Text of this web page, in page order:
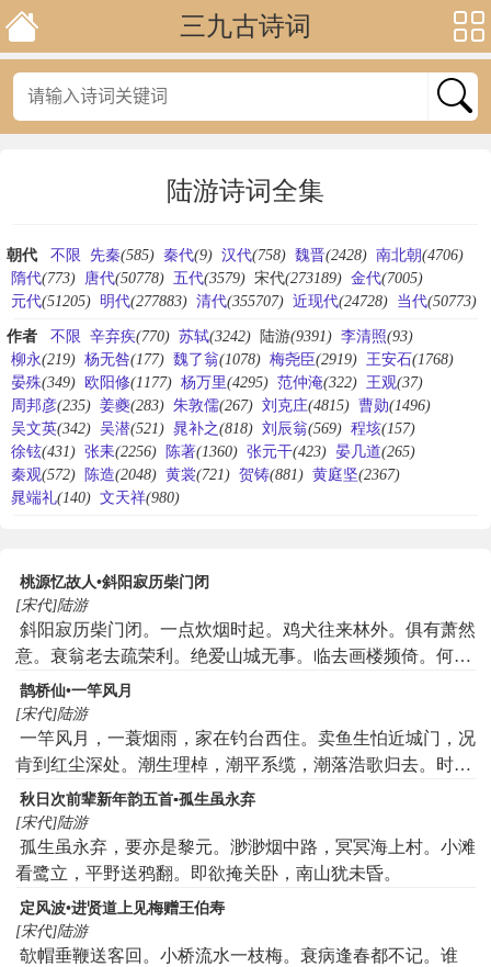
三九古诗词
陆游诗词全集
朝代 不限 先秦(585) 秦代(9) 汉代(758) 魏晋(2428) 南北朝(4706)
隋代(773) 唐代(50778) 五代(3579) 宋代(273189) 金代(7005)
元代(51205) 明代(277883) 清代(355707) 近现代(24728) 当代(50773)
作者 不限 辛弃疾(770) 苏轼(3242) 陆游(9391) 李清照(93)
柳永(219) 杨无咎(177) 魏了翁(1078) 梅尧臣(2919) 王安石(1768)
晏殊(349) 欧阳修(1177) 杨万里(4295) 范仲淹(322) 王观(37)
周邦彦(235) 姜夔(283) 朱敦儒(267) 刘克庄(4815) 曹勋(1496)
吴文英(342) 吴潜(521) 晁补之(818) 刘辰翁(569) 程垓(157)
徐铉(431) 张耒(2256) 陈著(1360) 张元干(423) 晏几道(265)
秦观(572) 陈造(2048) 黄裳(721) 贺铸(881) 黄庭坚(2367)
晁端礼(140) 文天祥(980)
桃源忆故人•斜阳寂历柴门闭
[宋代]陆游
斜阳寂历柴门闭。一点炊烟时起。鸡犬往来林外。俱有萧然
意。衰翁老去疏荣利。绝爱山城无事。临去画楼频倚。何日
重来此。
鹊桥仙•一竿风月
[宋代]陆游
一竿风月，一蓑烟雨，家在钓台西住。卖鱼生怕近城门，况
肯到红尘深处。潮生理棹，潮平系缆，潮落浩歌归去。时人
错把比严光，我自是无名渔父。
秋日次前辈新年韵五首▪孤生虽永弃
[宋代]陆游
孤生虽永弃，要亦是黎元。渺渺烟中路，冥冥海上村。小滩
看鹭立，平野送鸦翻。即欲掩关卧，南山犹未昏。
定风波•进贤道上见梅赠王伯寿
[宋代]陆游
欹帽垂鞭送客回。小桥流水一枝梅。衰病逢春都不记。谁